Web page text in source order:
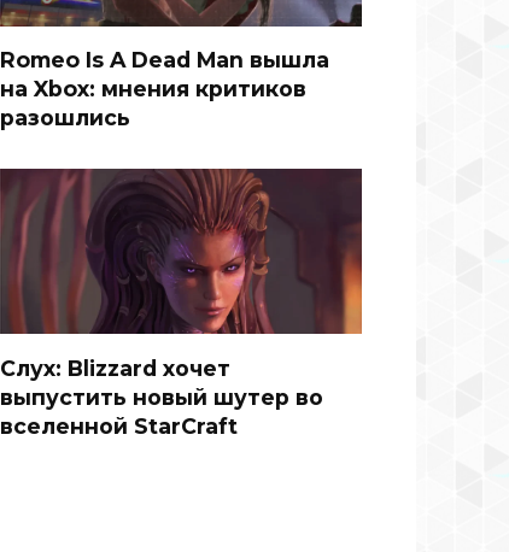
Romeo Is A Dead Man вышла
на Xbox: мнения критиков
разошлись
Слух: Blizzard хочет
выпустить новый шутер во
вселенной StarCraft